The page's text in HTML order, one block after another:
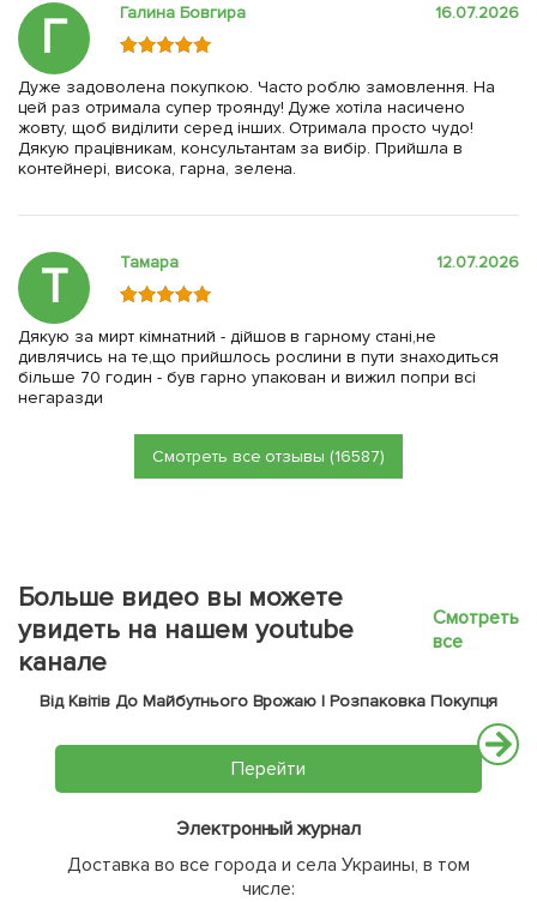
Г Галина Бовгира 16.07.2026
Дуже задоволена покупкою. Часто роблю замовлення. На
цей раз отримала супер троянду! Дуже хотіла насичено
жовту, щоб виділити серед інших. Отримала просто чудо!
Дякую працівникам, консультантам за вибір. Прийшла в
контейнері, висока, гарна, зелена.
Т Тамара 12.07.2026
Дякую за мирт кімнатний - дійшов в гарному стані,не
дивлячись на те,що прийшлось рослини в пути знаходиться
більше 70 годин - був гарно упакован и вижил попри всі
негаразди
Смотреть все отзывы (16587)
Больше видео вы можете
увидеть на нашем youtube
канале
Смотреть
все
Від Квітів До Майбутнього Врожаю | Розпаковка Покупця
Перейти
Электронный журнал
Доставка во все города и села Украины, в том
числе: